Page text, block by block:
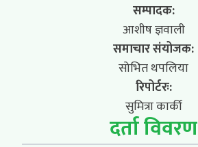
सम्पादक:
आशीष ज्ञवाली
समाचार संयोजक:
सोभित थपलिया
रिपोर्टरः:
सुमित्रा कार्की
दर्ता विवरण